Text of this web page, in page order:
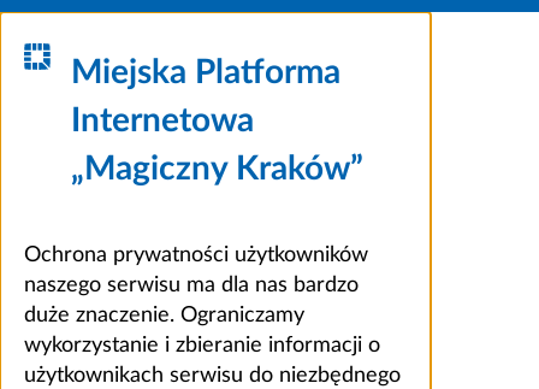
Miejska Platforma
Internetowa
„Magiczny Kraków”
Ochrona prywatności użytkowników
naszego serwisu ma dla nas bardzo
duże znaczenie. Ograniczamy
wykorzystanie i zbieranie informacji o
użytkownikach serwisu do niezbędnego